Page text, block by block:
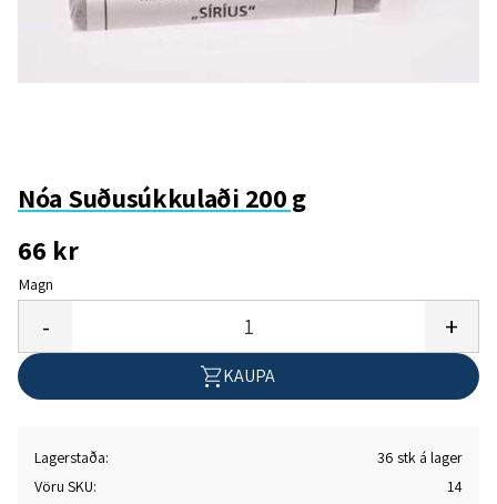
Nóa Suðusúkkulaði 200 g
66 kr
Magn
+
-
KAUPA
Lagerstaða
36 stk á lager
Vöru SKU
14